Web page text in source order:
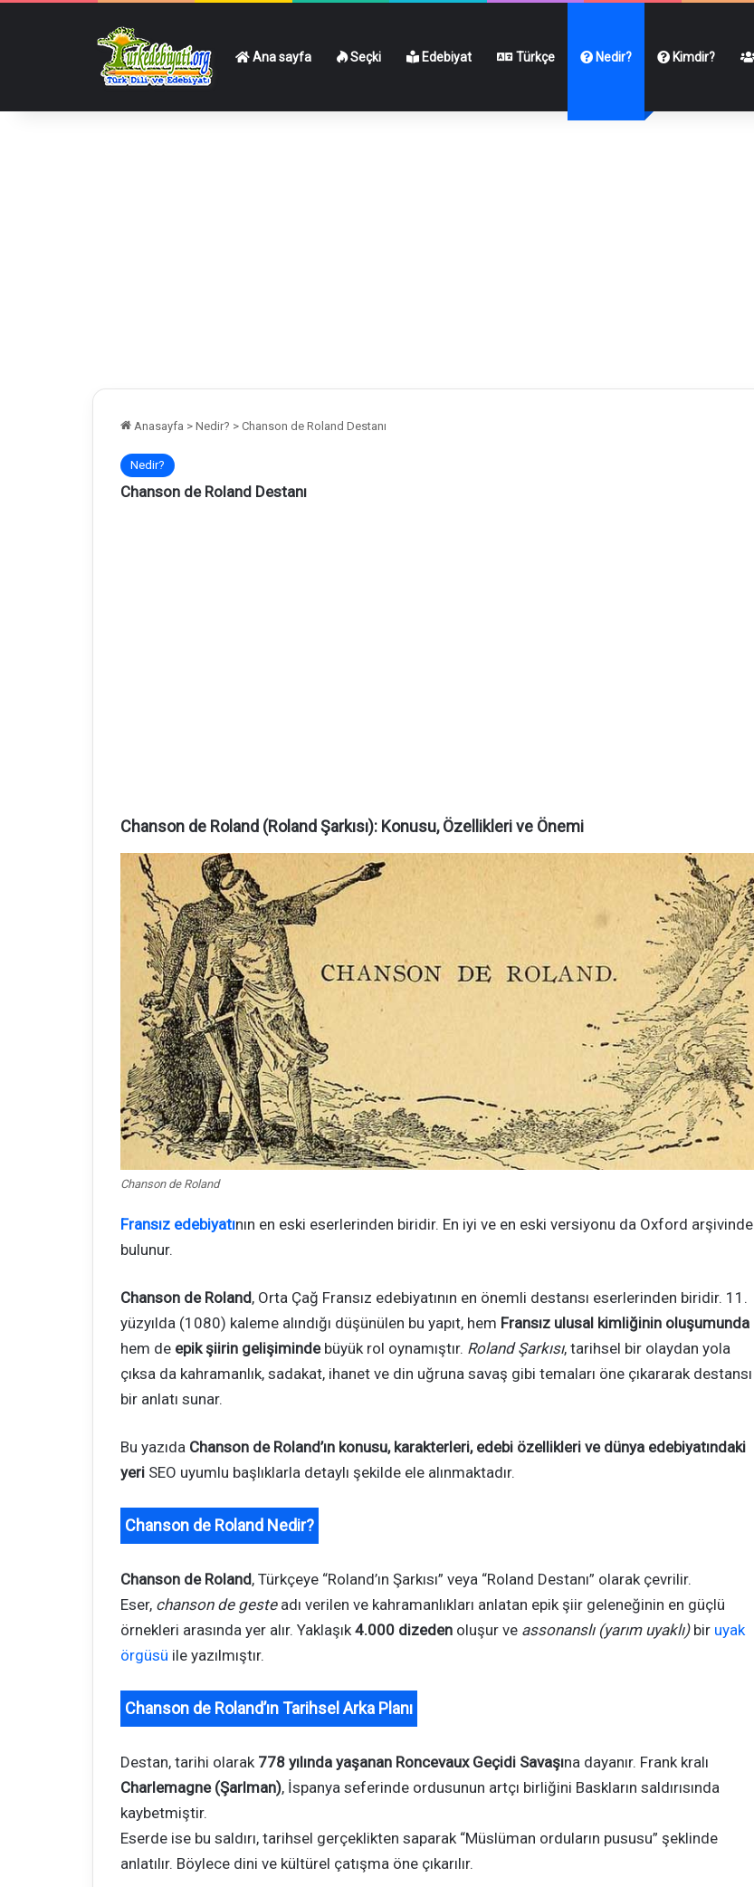
Ana sayfa Seçki Edebiyat Türkçe Nedir? Kimdir?
Anasayfa > Nedir? > Chanson de Roland Destanı
Nedir?
Chanson de Roland Destanı
Chanson de Roland (Roland Şarkısı): Konusu, Özellikleri ve Önemi
Chanson de Roland
Fransız edebiyatının en eski eserlerinden biridir. En iyi ve en eski versiyonu da Oxford arşivinde
bulunur.
Chanson de Roland, Orta Çağ Fransız edebiyatının en önemli destansı eserlerinden biridir. 11.
yüzyılda (1080) kaleme alındığı düşünülen bu yapıt, hem Fransız ulusal kimliğinin oluşumunda
hem de epik şiirin gelişimindebüyük rol oynamıştır. Roland Şarkısı, tarihsel bir olaydan yola
çıksa da kahramanlık, sadakat, ihanet ve din uğruna savaş gibi temaları öne çıkararak destansı
bir anlatı sunar.
Bu yazıda Chanson de Roland’ın konusu, karakterleri, edebi özellikleri ve dünya edebiyatındaki
yeri SEO uyumlu başlıklarla detaylı şekilde ele alınmaktadır.
Chanson de Roland Nedir?
Chanson de Roland, Türkçeye “Roland’ın Şarkısı” veya “Roland Destanı” olarak çevrilir.
Eser, chanson de gesteadı verilen ve kahramanlıkları anlatan epik şiir geleneğinin en güçlü
örnekleri arasında yer alır. Yaklaşık4.000 dizeden oluşur ve assonanslı (yarım uyaklı)bir uyak
örgüsü ile yazılmıştır.
Chanson de Roland’ın Tarihsel Arka Planı
Destan, tarihi olarak 778 yılında yaşanan Roncevaux Geçidi Savaşına dayanır. Frank kralı
Charlemagne (Şarlman), İspanya seferinde ordusunun artçı birliğini Baskların saldırısında
kaybetmiştir.
Eserde ise bu saldırı, tarihsel gerçeklikten saparak “Müslüman orduların pususu” şeklinde
anlatılır. Böylece dini ve kültürel çatışma öne çıkarılır.